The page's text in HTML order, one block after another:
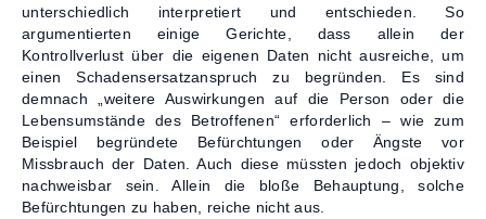
unterschiedlich interpretiert und entschieden. So
argumentierten einige Gerichte, dass allein der
Kontrollverlust über die eigenen Daten nicht ausreiche, um
einen Schadensersatzanspruch zu begründen. Es sind
demnach „weitere Auswirkungen auf die Person oder die
Lebensumstände des Betroffenen“ erforderlich – wie zum
Beispiel begründete Befürchtungen oder Ängste vor
Missbrauch der Daten. Auch diese müssten jedoch objektiv
nachweisbar sein. Allein die bloße Behauptung, solche
Befürchtungen zu haben, reiche nicht aus.